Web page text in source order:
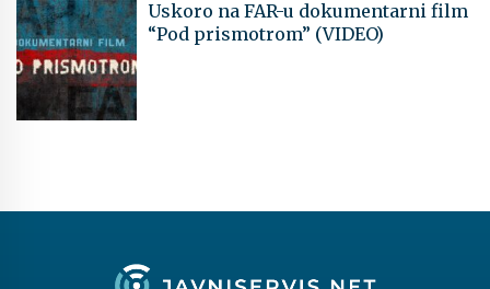
Uskoro na FAR-u dokumentarni film
“Pod prismotrom” (VIDEO)